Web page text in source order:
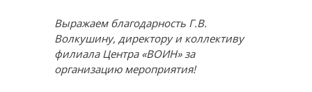
Выражаем благодарность Г.В.
Волкушину, директору и коллективу
филиала Центра «ВОИН» за
организацию мероприятия!